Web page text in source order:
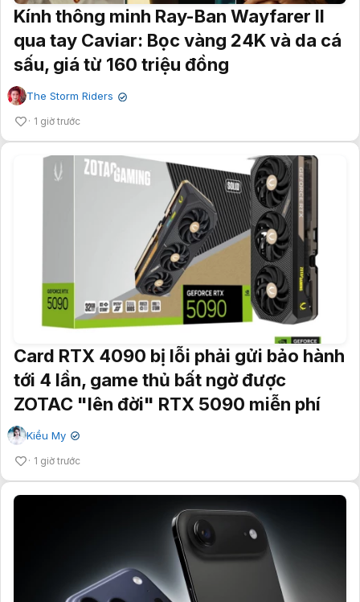
Kính thông minh Ray-Ban Wayfarer II
qua tay Caviar: Bọc vàng 24K và da cá
sấu, giá từ 160 triệu đồng
The Storm Riders ✔
1 giờ trước
Card RTX 4090 bị lỗi phải gửi bảo hành
tới 4 lần, game thủ bất ngờ được
ZOTAC "lên đời" RTX 5090 miễn phí
Kiều My ✔
1 giờ trước